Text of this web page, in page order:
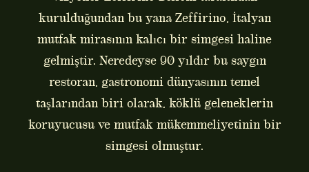
kurulduğundan bu yana Zeffirino, İtalyan
mutfak mirasının kalıcı bir simgesi haline
gelmiştir. Neredeyse 90 yıldır bu saygın
restoran, gastronomi dünyasının temel
taşlarından biri olarak, köklü geleneklerin
koruyucusu ve mutfak mükemmeliyetinin bir
simgesi olmuştur.